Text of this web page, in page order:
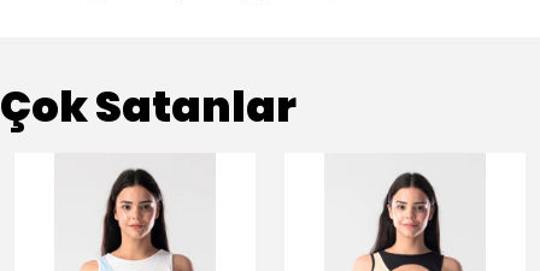
Çok Satanlar